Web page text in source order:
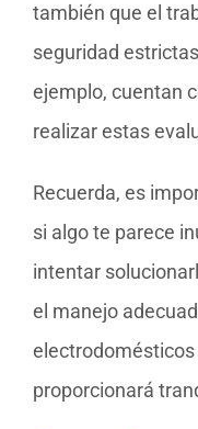
también que el
seguridad
ejemplo, cuentan
realizar estas
Recuerda, es
si algo te parece
intentar
el manejo
electrodomésticos
proporcionará